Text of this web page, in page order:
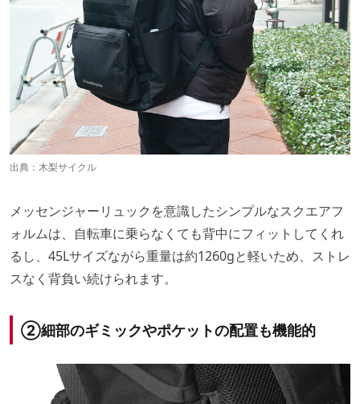
出典： 木梨サイクル
メッセンジャーリュックを意識したシンプルなスクエアフ
ォルムは、自転車に乗らなくても背中にフィットしてくれ
るし、45Lサイズながら重量は約1260gと軽いため、ストレ
スなく背負い続けられます。
②細部のギミックやポケットの配置も機能的